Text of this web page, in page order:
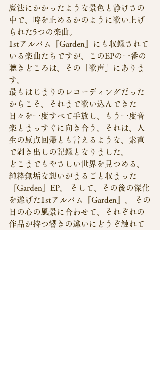
魔法にかかったような景色と静けさの
中で、時を止めるかのように歌い上げ
られた5つの楽曲。
1stアルバム『Garden』にも収録されて
いる楽曲たちですが、このEPの一番の
聴きどころは、その「歌声」にありま
す。
最もはじまりのレコーディングだった
からこそ、それまで歌い込んできた
日々を一度すべて手放し、もう一度音
楽とまっすぐに向き合う。それは、人
生の原点回帰とも言えるような、素直
で剥き出しの記録となりました。
どこまでもやさしい世界を見つめる、
純粋無垢な想いがまるごと収まった
『Garden』EP。 そして、その後の深化
を遂げた1stアルバム『Garden』。 その
日の心の風景に合わせて、それぞれの
作品が持つ響きの違いにどうぞ触れて